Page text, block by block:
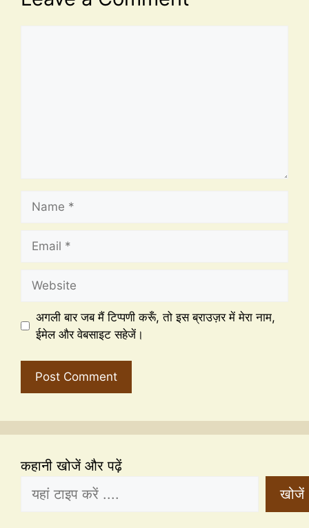
अगली बार जब मैं टिप्पणी करूँ, तो इस ब्राउज़र में मेरा नाम,
ईमेल और वेबसाइट सहेजें।
कहानी खोजें और पढ़ें
खोजें